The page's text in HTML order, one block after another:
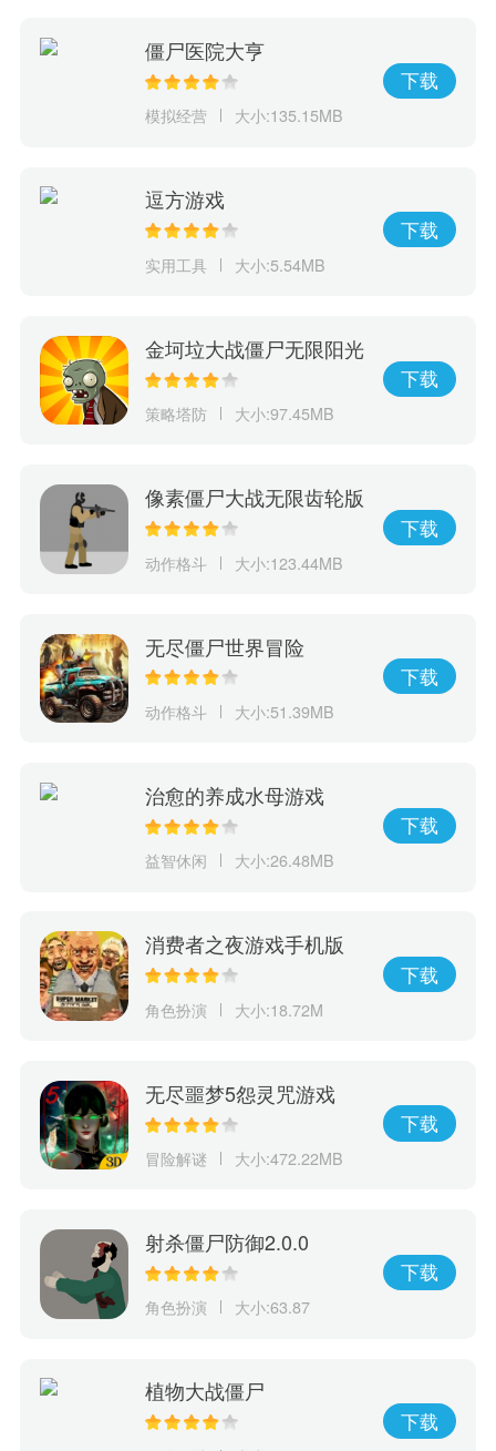
僵尸医院大亨
模拟经营 大小:135.15MB
下载
逗方游戏
实用工具 大小:5.54MB
下载
金坷垃大战僵尸无限阳光
策略塔防 大小:97.45MB
下载
像素僵尸大战无限齿轮版
动作格斗 大小:123.44MB
下载
无尽僵尸世界冒险
动作格斗 大小:51.39MB
下载
治愈的养成水母游戏
益智休闲 大小:26.48MB
下载
消费者之夜游戏手机版
角色扮演 大小:18.72M
下载
无尽噩梦5怨灵咒游戏
冒险解谜 大小:472.22MB
下载
射杀僵尸防御2.0.0
角色扮演 大小:63.87
下载
植物大战僵尸
下载